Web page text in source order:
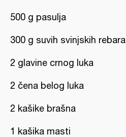
500 g pasulja
300 g suvih svinjskih rebara
2 glavine crnog luka
2 čena belog luka
2 kašike brašna
1 kašika masti